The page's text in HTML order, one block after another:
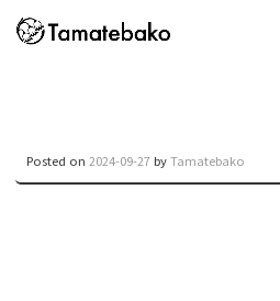
Posted on 2024-09-27 byTamatebako